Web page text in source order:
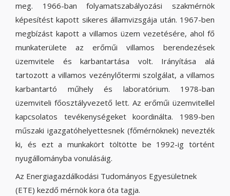
meg. 1966-ban folyamatszabályozási szakmérnök
képesítést kapott sikeres államvizsgája után. 1967-ben
megbízást kapott a villamos üzem vezetésére, ahol fő
munkaterülete az erőműi villamos berendezések
üzemvitele és karbantartása volt. Irányítása alá
tartozott a villamos vezénylőtermi szolgálat, a villamos
karbantartó műhely és laboratórium. 1978-ban
üzemviteli főosztályvezető lett. Az erőműi üzemvitellel
kapcsolatos tevékenységeket koordinálta. 1989-ben
műszaki igazgatóhelyettesnek (főmérnöknek) nevezték
ki, és ezt a munkakört töltötte be 1992-ig történt
nyugállományba vonulásáig.
Az Energiagazdálkodási Tudományos Egyesületnek
(ETE) kezdő mérnök kora óta tagja.